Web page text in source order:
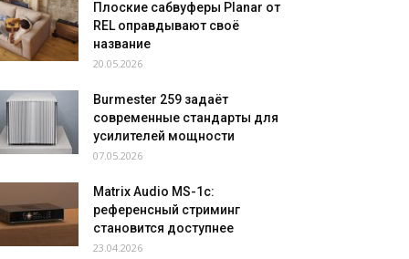
Плоские сабвуферы Planar от
REL оправдывают своё
название
20.05.2026
Burmester 259 задаёт
современные стандарты для
усилителей мощности
07.05.2026
Matrix Audio MS-1c:
референсный стриминг
становится доступнее
23.04.2026